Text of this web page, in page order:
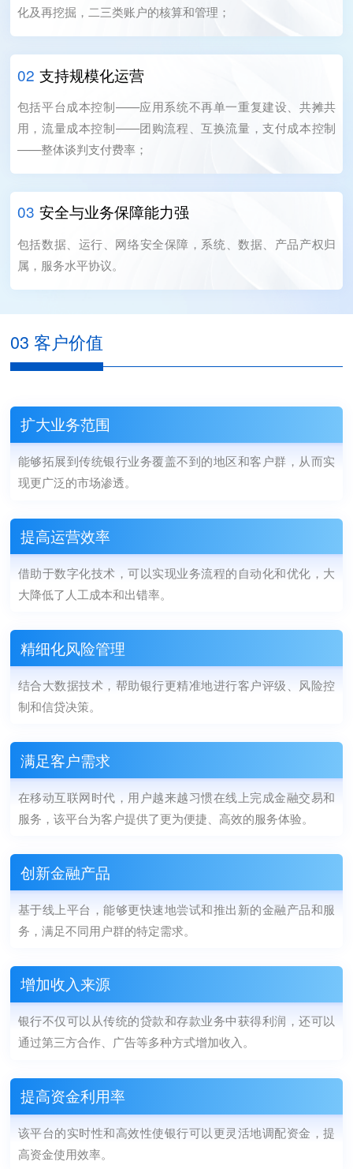
化及再挖掘，二三类账户的核算和管理；
02 支持规模化运营
包括平台成本控制——应用系统不再单一重复建设、共摊共
用，流量成本控制——团购流程、互换流量，支付成本控制
——整体谈判支付费率；
03 安全与业务保障能力强
包括数据、运行、网络安全保障，系统、数据、产品产权归
属，服务水平协议。
03 客户价值
扩大业务范围
能够拓展到传统银行业务覆盖不到的地区和客户群，从而实
现更广泛的市场渗透。
提高运营效率
借助于数字化技术，可以实现业务流程的自动化和优化，大
大降低了人工成本和出错率。
精细化风险管理
结合大数据技术，帮助银行更精准地进行客户评级、风险控
制和信贷决策。
满足客户需求
在移动互联网时代，用户越来越习惯在线上完成金融交易和
服务，该平台为客户提供了更为便捷、高效的服务体验。
创新金融产品
基于线上平台，能够更快速地尝试和推出新的金融产品和服
务，满足不同用户群的特定需求。
增加收入来源
银行不仅可以从传统的贷款和存款业务中获得利润，还可以
通过第三方合作、广告等多种方式增加收入。
提高资金利用率
该平台的实时性和高效性使银行可以更灵活地调配资金，提
高资金使用效率。